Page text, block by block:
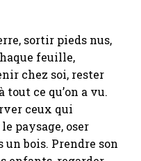
sortir pieds nus,
feuille,
chez soi, rester
tout ce qu’on a vu.
ceux qui
paysage, oser
un bois. Prendre son